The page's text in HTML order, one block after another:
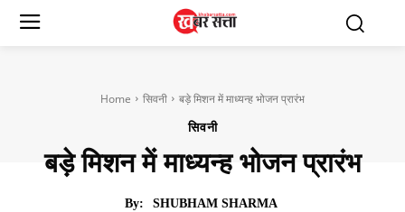
Home सिवनी बड़े मिशन में माध्यन्ह भोजन प्रारंभ
सिवनी
बड़े मिशन में माध्यन्ह भोजन प्रारंभ
By:
SHUBHAM SHARMA